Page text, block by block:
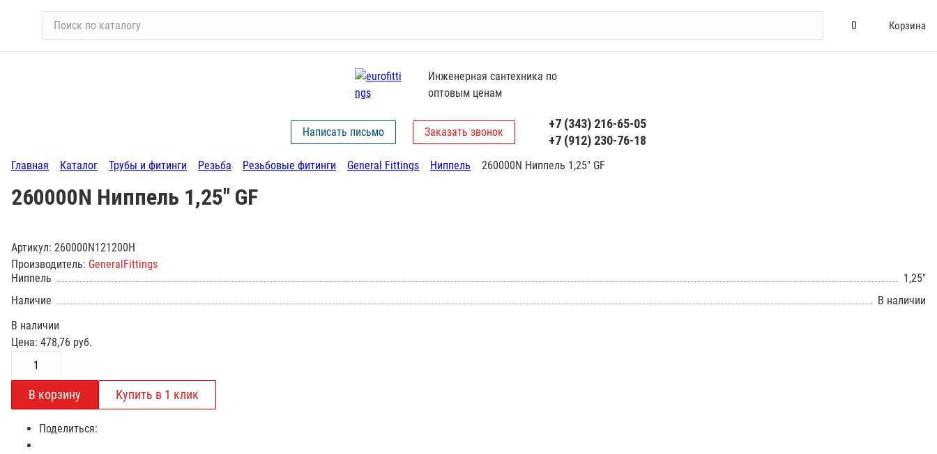
и
т
л
у
0 Корзина
Инженерная сантехника по
оптовым ценам
Написать письмо Заказать звонок
+7 (343) 216-65-05
+7 (912) 230-76-18
Главная Каталог Трубы и фитинги Резьба Резьбовые фитинги General Fittings Ниппель 260000N Ниппель 1,25" GF
260000N Ниппель 1,25" GF
Артикул: 260000N121200H
Производитель: GeneralFittings
Ниппель
1,25"
Наличие
В наличии
В наличии
Цена: 478,76 руб.
Поделиться: